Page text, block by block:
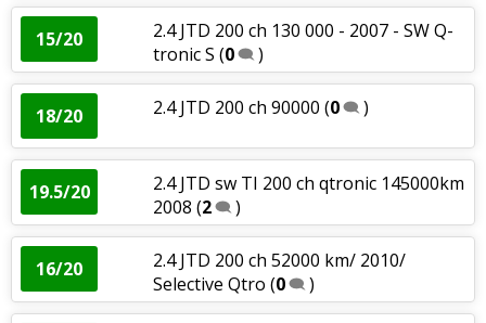
15/20
2.4 JTD 200 ch 130 000 - 2007 - SW Q-
tronic S (0 )
18/20 2.4 JTD 200 ch 90000 (0 )
19.5/20
2.4 JTD sw TI 200 ch qtronic 145000km
2008 (2 )
16/20
2.4 JTD 200 ch 52000 km/ 2010/
Selective Qtro (0 )